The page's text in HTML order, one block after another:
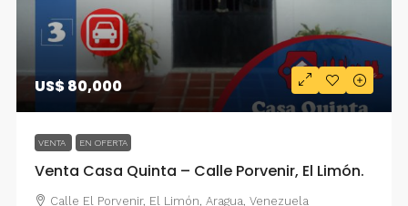
US$ 80,000
VENTA EN OFERTA
Venta Casa Quinta – Calle Porvenir, El Limón.
Calle El Porvenir, El Limón, Aragua, Venezuela